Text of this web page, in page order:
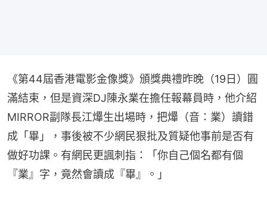
《第44屆香港電影金像獎》頒獎典禮昨晚（19日）圓
滿結束，但是資深DJ陳永業在擔任報幕員時，他介紹
MIRROR副隊長江𤒹生出場時，把𤒹（音：業）讀錯
成「畢」，事後被不少網民狠批及質疑他事前是否有
做好功課。有網民更諷刺指：「你自己個名都有個
『業』字，竟然會讀成『畢』。」